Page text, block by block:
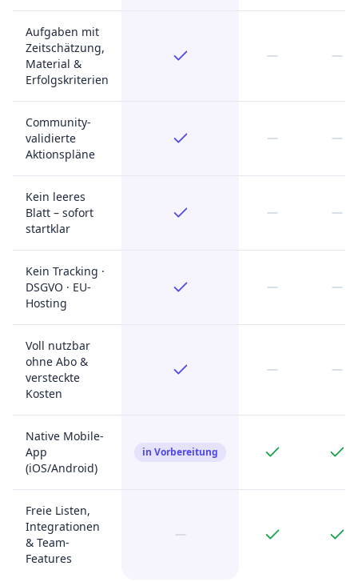
Aufgaben mit
Zeitschätzung,
Material &
Erfolgskriterien
Community-
validierte
Aktionspläne
Kein leeres
Blatt – sofort
startklar
Kein Tracking ·
DSGVO · EU-
Hosting
Voll nutzbar
ohne Abo &
versteckte
Kosten
Native Mobile-
App
(iOS/Android)
Freie Listen,
Integrationen
& Team-
Features